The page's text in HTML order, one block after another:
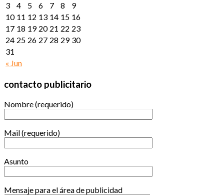
« Jun
3
4 5 6 7 8
9
10 11 12 13 14 15 16
17 18 19 20 21 22 23
24 25 26 27 28 29 30
31
contacto publicitario
Nombre (requerido)
Mail (requerido)
Asunto
Mensaje para el área de publicidad